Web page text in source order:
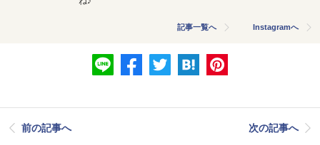
記事一覧へ Instagramへ
前の記事へ 次の記事へ